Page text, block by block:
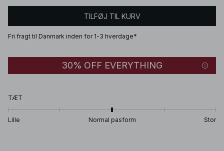
TILFØJ TIL KURV
Fri fragt til Danmark inden for 1-3 hverdage*
30% OFF EVERYTHING
TÆT
Lille Normal pasform Stor